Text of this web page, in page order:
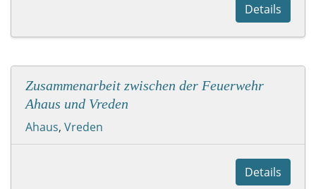
Details
Zusammenarbeit zwischen der Feuerwehr
Ahaus und Vreden
Ahaus, Vreden
Details